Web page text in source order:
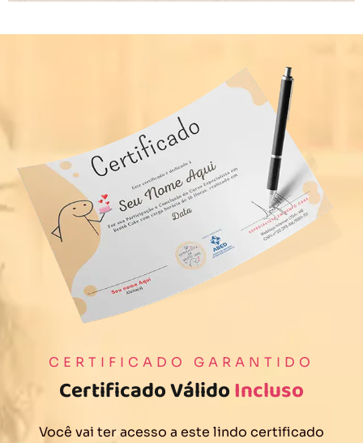
CERTIFICADO GARANTIDO
Certificado VálidoIncluso
Você vai ter acesso a este lindo certificado